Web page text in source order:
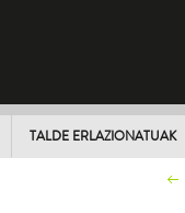
TALDE ERLAZIONATUAK